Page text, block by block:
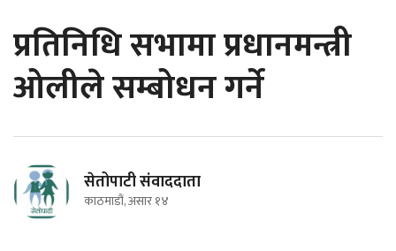
प्रतिनिधि सभामा प्रधानमन्त्री
ओलीले सम्बोधन गर्ने
सेतोपाटी संवाददाता
काठमाडौं, असार १४